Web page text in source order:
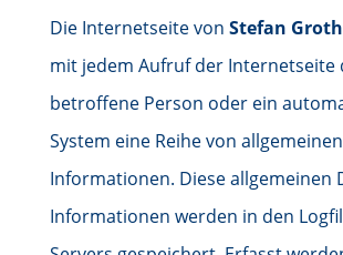
Die Internetseite von Stefan
mit jedem Aufruf der Internetseite
betroffene Person oder ein
System eine Reihe von
Informationen. Diese allgemeinen
Informationen werden in den